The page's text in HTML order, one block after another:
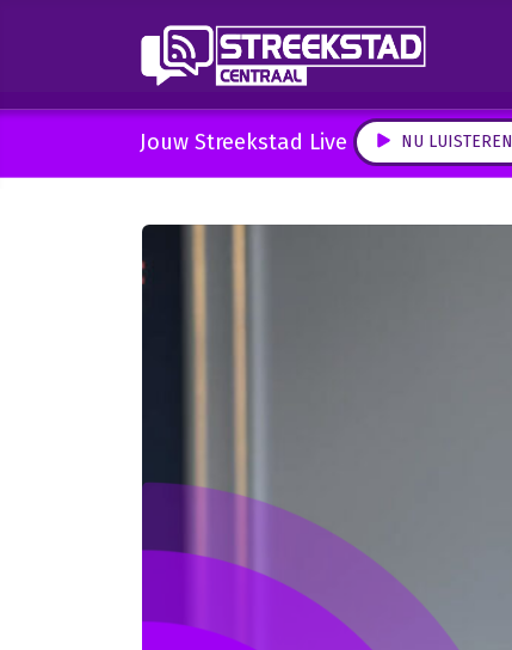
Jouw Streekstad Live NU LUISTEREN